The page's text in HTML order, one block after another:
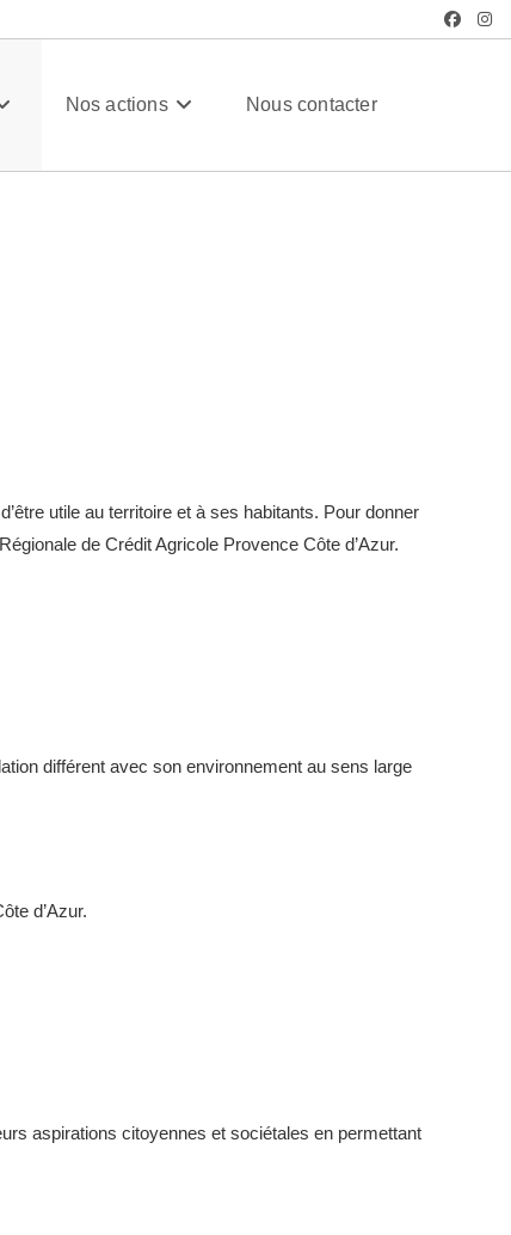
Nos actions Nous contacter
utile au territoire et à ses habitants. Pour donner
de Crédit Agricole Provence Côte d’Azur.
différent avec son environnement au sens large
d’Azur.
aspirations citoyennes et sociétales en permettant